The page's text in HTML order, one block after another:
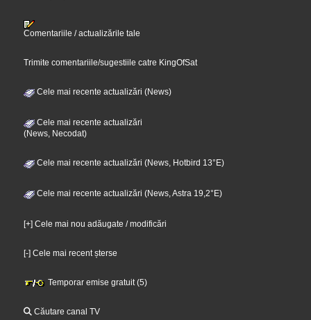
Comentariile / actualizările tale
Trimite comentariile/sugestiile catre KingOfSat
Cele mai recente actualizări (News)
Cele mai recente actualizări
(News, Necodat)
Cele mai recente actualizări (News, Hotbird 13°E)
Cele mai recente actualizări (News, Astra 19,2°E)
[+] Cele mai nou adăugate / modificări
[-] Cele mai recent șterse
Temporar emise gratuit (5)
Căutare canal TV